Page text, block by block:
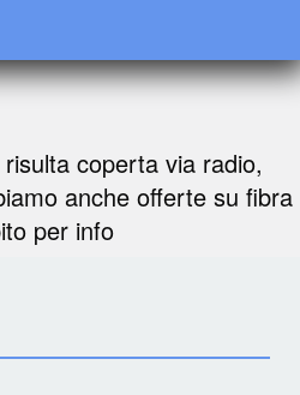
coperta via radio,
anche offerte su fibra
per info